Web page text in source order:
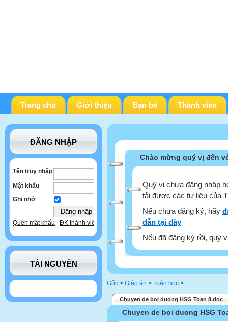
Trang chủ Giới thiệu Bạn bè Thành viên
ĐĂNG NHẬP
Tên truy nhập
Mật khẩu
Ghi nhớ
Quên mật khẩu ĐK thành viên
TÀI NGUYÊN
Chào mừng quý vị đến
Quý vị chưa đăng nhập
tải được các tư liệu của
Nếu chưa đăng ký, hãy
dẫn tại đây
Nếu đã đăng ký rồi, quý
Gốc > Giáo án > Toán học >
Chuyen de boi duong HSG Toan 8.doc
Chuyen de boi duong HSG